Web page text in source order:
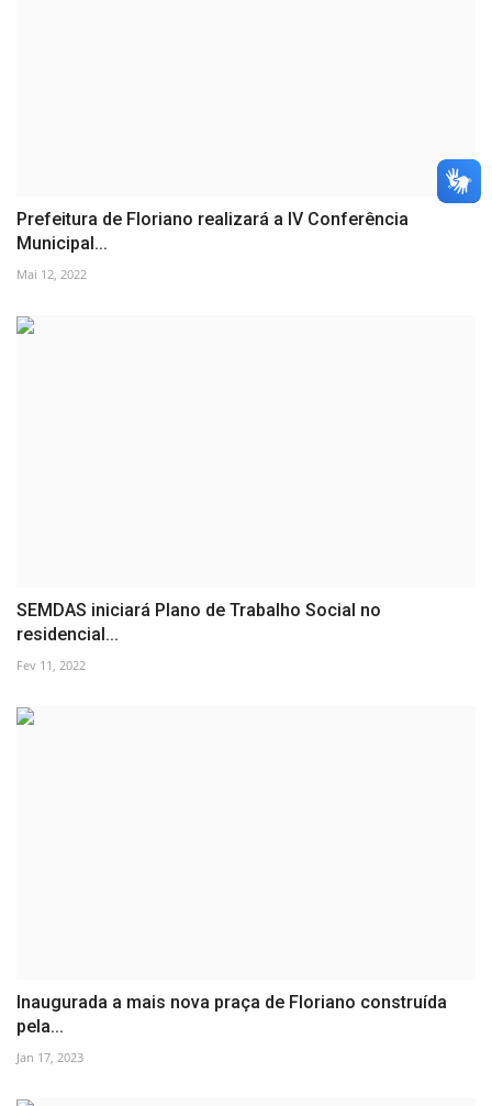
Prefeitura de Floriano realizará a IV Conferência
Municipal...
Mai 12, 2022
SEMDAS iniciará Plano de Trabalho Social no
residencial...
Fev 11, 2022
Inaugurada a mais nova praça de Floriano construída
pela...
Jan 17, 2023